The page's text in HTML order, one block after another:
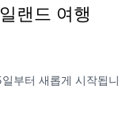
랜드 여행
부터 새롭게 시작됩니